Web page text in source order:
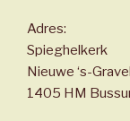
Adres:
Spieghelkerk
Nieuwe ‘s-
1405 HM